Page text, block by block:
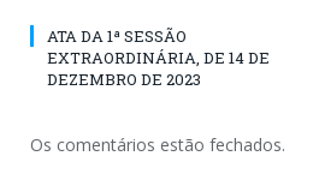
ATA DA 1ª SESSÃO
EXTRAORDINÁRIA, DE 14 DE
DEZEMBRO DE 2023
Os comentários estão fechados.